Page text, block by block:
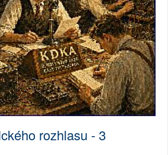
rozhlasu - 3